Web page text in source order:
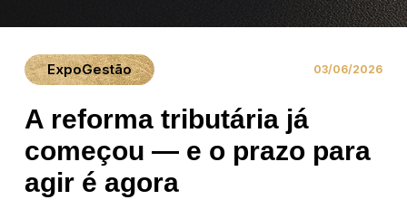
ExpoGestão 03/06/2026
A reforma tributária já
começou — e o prazo para
agir é agora